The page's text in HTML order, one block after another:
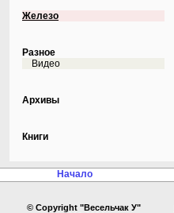
Железо
Разное
Видео
Архивы
Книги
Начало
© Copyright "Весельчак У"